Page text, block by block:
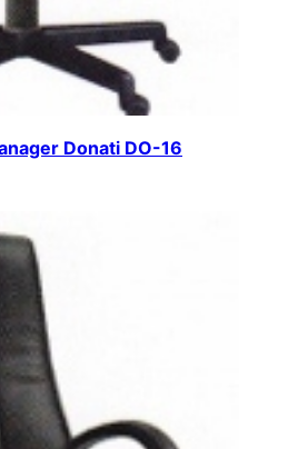
Donati DO-16